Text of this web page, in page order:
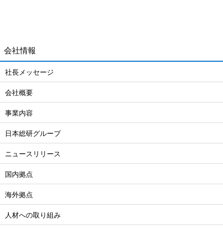
会社情報
社長メッセージ
会社概要
事業内容
日本総研グループ
ニュースリリース
国内拠点
海外拠点
人材への取り組み